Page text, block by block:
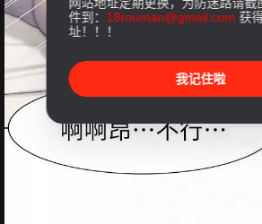
件到： 18rouman@gmail.com 获
址！！！
我记住啦